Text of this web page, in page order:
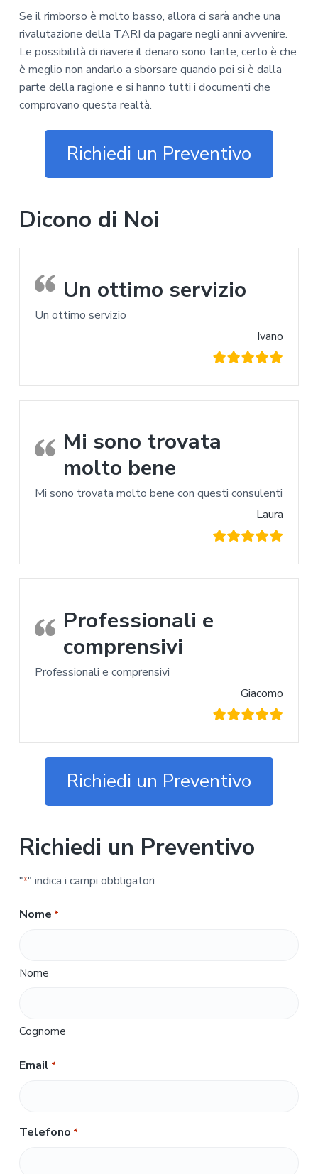
Se il rimborso è molto basso, allora ci sarà anche una
rivalutazione della TARI da pagare negli anni avvenire.
Le possibilità di riavere il denaro sono tante, certo è che
è meglio non andarlo a sborsare quando poi si è dalla
parte della ragione e si hanno tutti i documenti che
comprovano questa realtà.
Richiedi un Preventivo
Dicono di Noi
Un ottimo servizio
Un ottimo servizio
Ivano
Mi sono trovata
molto bene
Mi sono trovata molto bene con questi consulenti
Laura
Professionali e
comprensivi
Professionali e comprensivi
Giacomo
Richiedi un Preventivo
Richiedi un Preventivo
"*" indica i campi obbligatori
Nome *
Nome
Cognome
Email *
Telefono *